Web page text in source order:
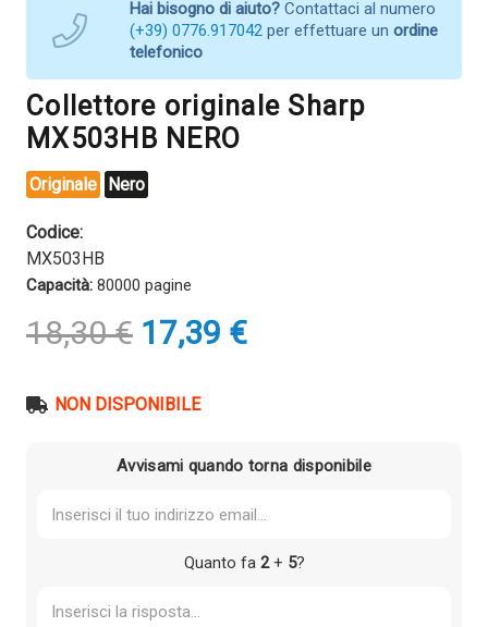
Hai bisogno di aiuto? Contattaci al numero
(+39) 0776.917042 per effettuare un ordine
telefonico
Collettore originale Sharp
MX503HB NERO
Originale Nero
Codice:
MX503HB
Capacità: 80000 pagine
18,30€ Il
prezzo
era:
17,39 €Il
prezzo
NON DISPONIBILE
Avvisami quando torna disponibile
Quanto fa 2+ 5?